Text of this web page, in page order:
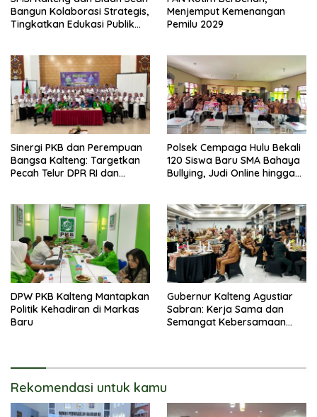
Bangun Kolaborasi Strategis,
Tingkatkan Edukasi Publik
Menjemput Kemenangan
Pemilu 2029
Sinergi PKB dan Perempuan
Bangsa Kalteng: Targetkan
Pecah Telur DPR RI dan
Polsek Cempaga Hulu Bekali
120 Siswa Baru SMA Bahaya
Bullying, Judi Online hingga
DPW PKB Kalteng Mantapkan
Politik Kehadiran di Markas
Baru
Gubernur Kalteng Agustiar
Sabran: Kerja Sama dan
Semangat Kebersamaan
Rekomendasi untuk kamu